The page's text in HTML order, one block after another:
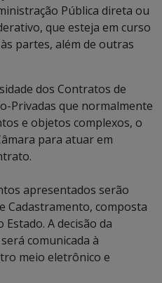
Pública direta ou
que esteja em curso
partes, além de outras
dos Contratos de
Privadas que normalmente
e objetos complexos, o
para atuar em
apresentados serão
Cadastramento, composta
A decisão da
comunicada à
meio eletrônico e